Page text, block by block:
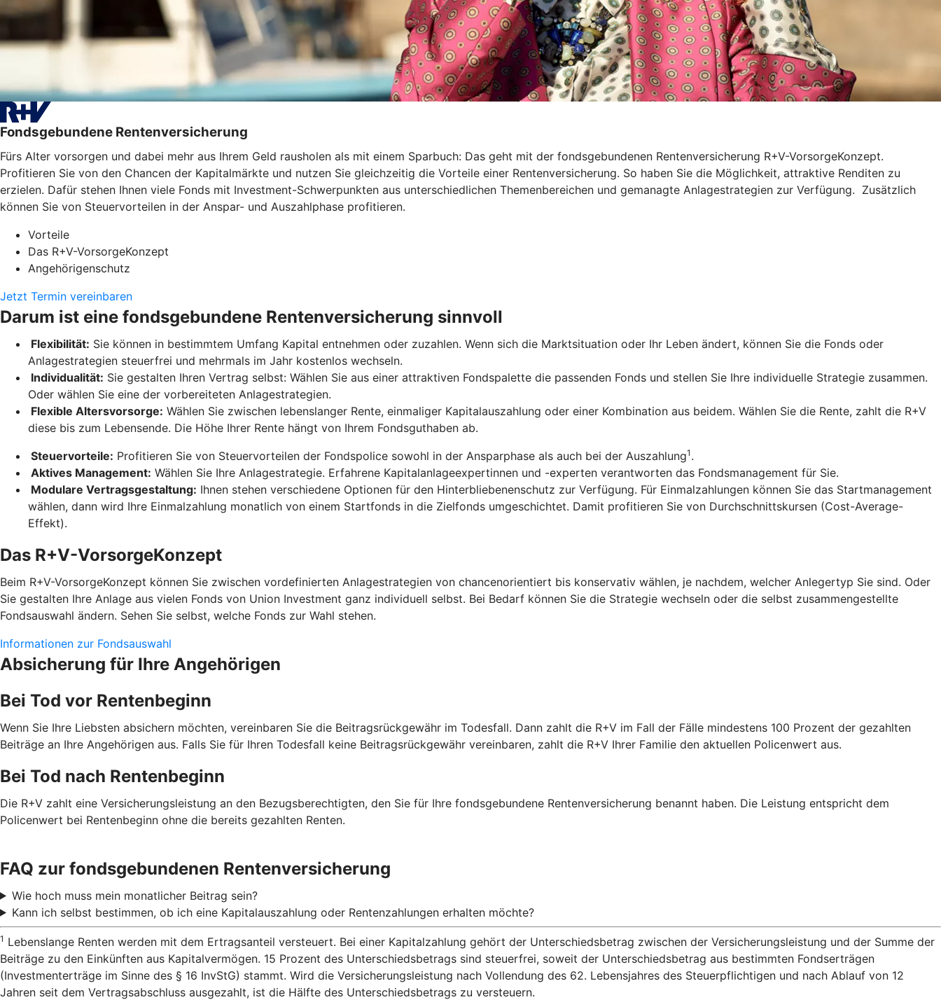
Fondsgebundene Rentenversicherung
Fürs Alter vorsorgen und dabei mehr aus Ihrem Geld rausholen als mit einem Sparbuch: Das geht mit der fondsgebundenen Rentenversicherung R+V-VorsorgeKonzept.
Profitieren Sie von den Chancen der Kapitalmärkte und nutzen Sie gleichzeitig die Vorteile einer Rentenversicherung. So haben Sie die Möglichkeit, attraktive Renditen zu
erzielen. Dafür stehen Ihnen viele Fonds mit Investment-Schwerpunkten aus unterschiedlichen Themenbereichen und gemanagte Anlagestrategien zur Verfügung. Zusätzlich
können Sie von Steuervorteilen in der Anspar- und Auszahlphase profitieren.
Vorteile
Das R+V-VorsorgeKonzept
Angehörigenschutz
Jetzt Termin vereinbaren
Darum ist eine fondsgebundene Rentenversicherung sinnvoll
Flexibilität: Sie können in bestimmtem Umfang Kapital entnehmen oder zuzahlen. Wenn sich die Marktsituation oder Ihr Leben ändert, können Sie die Fonds oder
Anlagestrategien steuerfrei und mehrmals im Jahr kostenlos wechseln.
Individualität: Sie gestalten Ihren Vertrag selbst: Wählen Sie aus einer attraktiven Fondspalette die passenden Fonds und stellen Sie Ihre individuelle Strategie zusammen.
Oder wählen Sie eine der vorbereiteten Anlagestrategien.
Flexible Altersvorsorge: Wählen Sie zwischen lebenslanger Rente, einmaliger Kapitalauszahlung oder einer Kombination aus beidem. Wählen Sie die Rente, zahlt die R+V
diese bis zum Lebensende. Die Höhe Ihrer Rente hängt von Ihrem Fondsguthaben ab.
Steuervorteile: Profitieren Sie von Steuervorteilen der Fondspolice sowohl in der Ansparphase als auch bei der Auszahlung1 .
Aktives Management: Wählen Sie Ihre Anlagestrategie. Erfahrene Kapitalanlageexpertinnen und -experten verantworten das Fondsmanagement für Sie.
Modulare Vertragsgestaltung: Ihnen stehen verschiedene Optionen für den Hinterbliebenenschutz zur Verfügung. Für Einmalzahlungen können Sie das Startmanagement
wählen, dann wird Ihre Einmalzahlung monatlich von einem Startfonds in die Zielfonds umgeschichtet. Damit profitieren Sie von Durchschnittskursen (Cost-Average-
Effekt).
Das R+V-VorsorgeKonzept
Beim R+V-VorsorgeKonzept können Sie zwischen vordefinierten Anlagestrategien von chancenorientiert bis konservativ wählen, je nachdem, welcher Anlegertyp Sie sind. Oder
Sie gestalten Ihre Anlage aus vielen Fonds von Union Investment ganz individuell selbst. Bei Bedarf können Sie die Strategie wechseln oder die selbst zusammengestellte
Fondsauswahl ändern. Sehen Sie selbst, welche Fonds zur Wahl stehen.
Informationen zur Fondsauswahl
Absicherung für Ihre Angehörigen
Bei Tod vor Rentenbeginn
Wenn Sie Ihre Liebsten absichern möchten, vereinbaren Sie die Beitragsrückgewähr im Todesfall. Dann zahlt die R+V im Fall der Fälle mindestens 100 Prozent der gezahlten
Beiträge an Ihre Angehörigen aus. Falls Sie für Ihren Todesfall keine Beitragsrückgewähr vereinbaren, zahlt die R+V Ihrer Familie den aktuellen Policenwert aus.
Bei Tod nach Rentenbeginn
Die R+V zahlt eine Versicherungsleistung an den Bezugsberechtigten, den Sie für Ihre fondsgebundene Rentenversicherung benannt haben. Die Leistung entspricht dem
Policenwert bei Rentenbeginn ohne die bereits gezahlten Renten.
FAQ zur fondsgebundenen Rentenversicherung
Wie hoch muss mein monatlicher Beitrag sein?
Kann ich selbst bestimmen, ob ich eine Kapitalauszahlung oder Rentenzahlungen erhalten möchte?
1 Lebenslange Renten werden mit dem Ertragsanteil versteuert. Bei einer Kapitalzahlung gehört der Unterschiedsbetrag zwischen der Versicherungsleistung und der Summe der
Beiträge zu den Einkünften aus Kapitalvermögen. 15 Prozent des Unterschiedsbetrags sind steuerfrei, soweit der Unterschiedsbetrag aus bestimmten Fondserträgen
(Investmenterträge im Sinne des § 16 InvStG) stammt. Wird die Versicherungsleistung nach Vollendung des 62. Lebensjahres des Steuerpflichtigen und nach Ablauf von 12
Jahren seit dem Vertragsabschluss ausgezahlt, ist die Hälfte des Unterschiedsbetrags zu versteuern.